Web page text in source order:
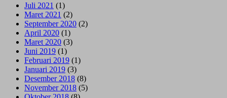
Juli 2021 (1)
Maret 2021 (2)
September 2020 (2)
April 2020 (1)
Maret 2020 (3)
Juni 2019 (1)
Februari 2019 (1)
Januari 2019 (3)
Desember 2018 (8)
November 2018 (5)